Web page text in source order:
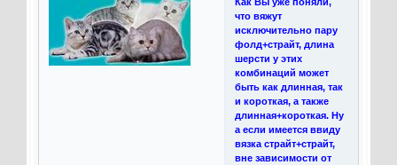
что вяжут
исключительно пару
фолд+страйт, длина
шерсти у этих
комбинаций может
быть как длинная, так
и короткая, а также
длинная+короткая. Ну
а если имеется ввиду
вязка страйт+страйт,
вне зависимости от